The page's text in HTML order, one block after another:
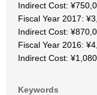
Indirect Cost:
Fiscal Year 2017:
Indirect Cost:
Fiscal Year 2016:
Indirect Cost:
Keywords